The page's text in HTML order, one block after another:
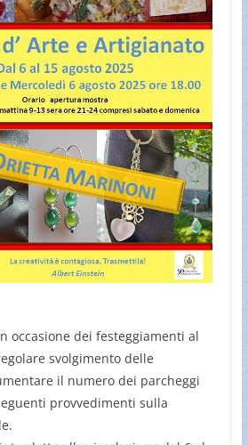
occasione dei festeggiamenti al
svolgimento delle
il numero dei parcheggi
provvedimenti sulla